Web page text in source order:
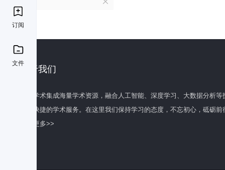
订阅
文件
关于我们
百度学术集成海量学术资源，融合人工智能、深度学习、大数据分析
全面快捷的学术服务。在这里我们保持学习的态度，不忘初心，砥砺前
了解更多>>